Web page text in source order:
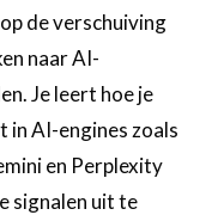
de verschuiving
naar AI-
Je leert hoe je
AI-engines zoals
en Perplexity
signalen uit te